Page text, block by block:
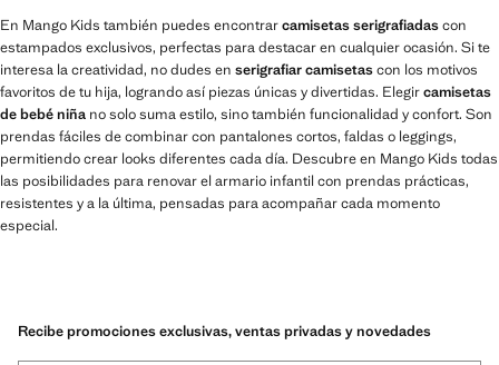
En Mango Kids también puedes encontrarcamisetas serigrafiadascon
estampados exclusivos, perfectas para destacar en cualquier ocasión. Si te
interesa la creatividad, no dudes en serigrafiar camisetascon los motivos
favoritos de tu hija, logrando así piezas únicas y divertidas. Elegircamisetas
de bebé niña no solo suma estilo, sino también funcionalidad y confort. Son
prendas fáciles de combinar con pantalones cortos, faldas o leggings,
permitiendo crear looks diferentes cada día. Descubre en Mango Kids todas
las posibilidades para renovar el armario infantil con prendas prácticas,
resistentes y a la última, pensadas para acompañar cada momento
especial.
Recibe promociones exclusivas, ventas privadas y novedades